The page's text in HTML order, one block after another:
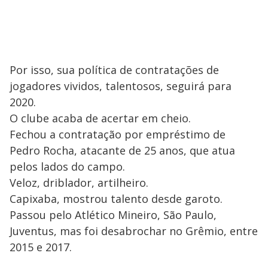
Por isso, sua política de contratações de
jogadores vividos, talentosos, seguirá para
2020.
O clube acaba de acertar em cheio.
Fechou a contratação por empréstimo de
Pedro Rocha, atacante de 25 anos, que atua
pelos lados do campo.
Veloz, driblador, artilheiro.
Capixaba, mostrou talento desde garoto.
Passou pelo Atlético Mineiro, São Paulo,
Juventus, mas foi desabrochar no Grêmio, entre
2015 e 2017.